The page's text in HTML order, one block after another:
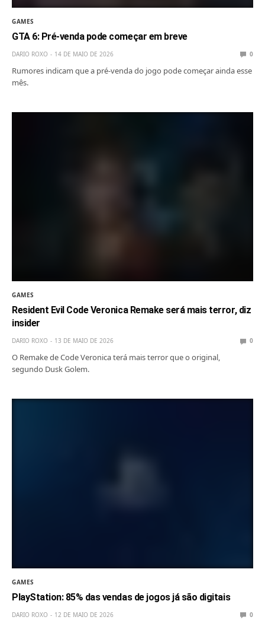
GAMES
GTA 6: Pré-venda pode começar em breve
DARIO ROXO 14 DE MAIO DE 2026 0
Rumores indicam que a pré-venda do jogo pode começar ainda esse
mês.
GAMES
Resident Evil Code Veronica Remake será mais terror, diz
insider
DARIO ROXO 13 DE MAIO DE 2026 0
O Remake de Code Veronica terá mais terror que o original,
segundo Dusk Golem.
GAMES
PlayStation: 85% das vendas de jogos já são digitais
DARIO ROXO 12 DE MAIO DE 2026 0